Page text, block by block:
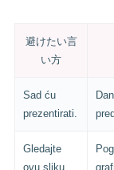
避けたい言
い方
Sad ću
prezentirati.
Gledajte
ovu sliku.